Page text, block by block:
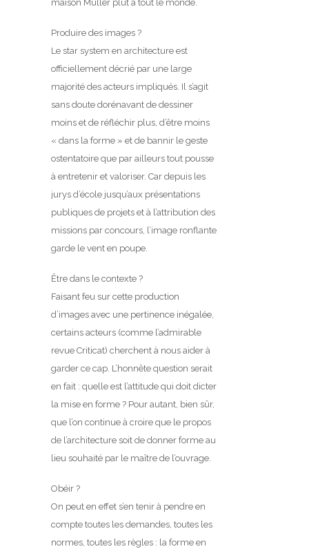
maison Müller plût à tout le monde.
Produire des images ?
Le star system en architecture est
officiellement décrié par une large
majorité des acteurs impliqués. Il s’agit
sans doute dorénavant de dessiner
moins et de réfléchir plus, d’être moins
« dans la forme » et de bannir le geste
ostentatoire que par ailleurs tout pousse
à entretenir et valoriser. Car depuis les
jurys d’école jusqu’aux présentations
publiques de projets et à l’attribution des
missions par concours, l’image ronflante
garde le vent en poupe.
Être dans le contexte ?
Faisant feu sur cette production
d’images avec une pertinence inégalée,
certains acteurs (comme l’admirable
revue Criticat) cherchent à nous aider à
garder ce cap. L’honnête question serait
en fait : quelle est l’attitude qui doit dicter
la mise en forme ? Pour autant, bien sûr,
que l’on continue à croire que le propos
de l’architecture soit de donner forme au
lieu souhaité par le maître de l’ouvrage.
Obéir ?
On peut en effet s’en tenir à pendre en
compte toutes les demandes, toutes les
normes, toutes les règles : la forme en